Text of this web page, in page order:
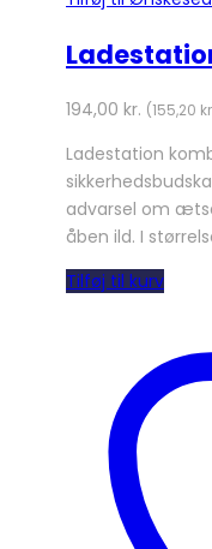
194,00 kr. (155,20
Ladestation
advarsel om
åben ild. I
Tilføj til kurv